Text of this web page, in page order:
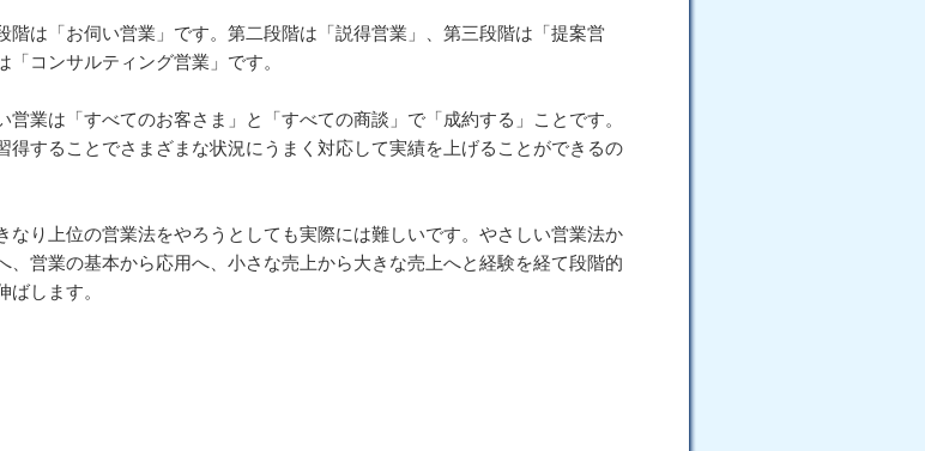
階は「お伺い営業」です。第二段階は「説得営業」、第三段階は「提案営
「コンサルティング営業」です。
業は「すべてのお客さま」と「すべての商談」で「成約する」ことです。
得することでさまざまな状況にうまく対応して実績を上げることができるの
なり上位の営業法をやろうとしても実際には難しいです。やさしい営業法か
、営業の基本から応用へ、小さな売上から大きな売上へと経験を経て段階的
します。